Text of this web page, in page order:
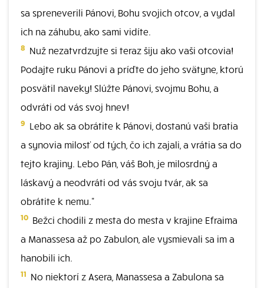
sa spreneverili Pánovi, Bohu svojich otcov, a vydal
ich na záhubu, ako sami vidíte.
8 Nuž nezatvrdzujte si teraz šiju ako vaši otcovia!
Podajte ruku Pánovi a príďte do jeho svätyne, ktorú
posvätil naveky! Slúžte Pánovi, svojmu Bohu, a
odvráti od vás svoj hnev!
9 Lebo ak sa obrátite k Pánovi, dostanú vaši bratia
a synovia milosť od tých, čo ich zajali, a vrátia sa do
tejto krajiny. Lebo Pán, váš Boh, je milosrdný a
láskavý a neodvráti od vás svoju tvár, ak sa
obrátite k nemu."
10 Bežci chodili z mesta do mesta v krajine Efraima
a Manassesa až po Zabulon, ale vysmievali sa im a
hanobili ich.
11 No niektorí z Asera, Manassesa a Zabulona sa